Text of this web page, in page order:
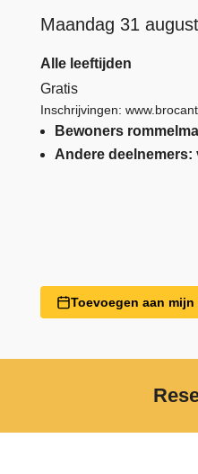
Maandag 31
Alle leeftijden
Gratis
Inschrijvingen:
Bewoners
Andere deelnemers:
Toevoegen aan mijn